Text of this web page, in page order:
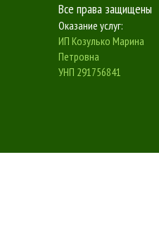
Все права защищены
Оказание услуг:
ИП Козулько Марина
Петровна
УНП 291756841